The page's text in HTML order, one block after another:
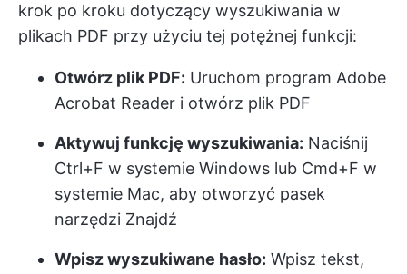
krok po kroku dotyczący wyszukiwania w
plikach PDF przy użyciu tej potężnej funkcji:
Otwórz plik PDF: Uruchom program Adobe
Acrobat Reader i otwórz plik PDF
Aktywuj funkcję wyszukiwania: Naciśnij
Ctrl+F w systemie Windows lub Cmd+F w
systemie Mac, aby otworzyć pasek
narzędzi Znajdź
Wpisz wyszukiwane hasło: Wpisz tekst,